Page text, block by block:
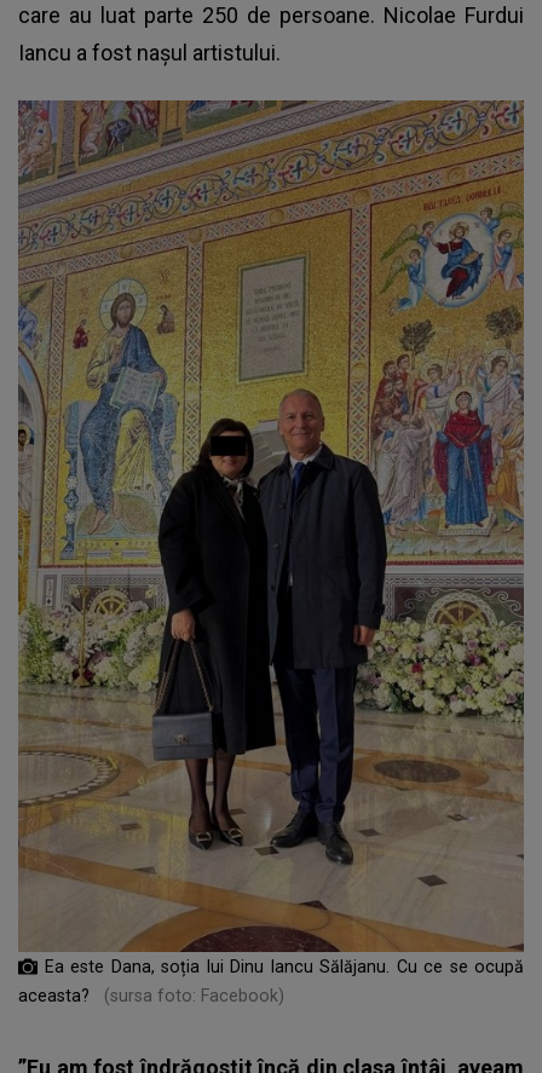
care au luat parte 250 de persoane. Nicolae Furdui
Iancu a fost nașul artistului.
Ea este Dana, soția lui Dinu Iancu Sălăjanu. Cu ce se ocupă
aceasta?
(sursa foto: Facebook)
”Eu am fost îndrăgostit încă din clasa întâi, aveam